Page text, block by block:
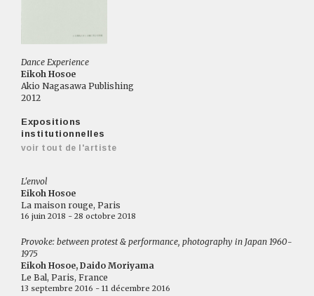
Dance Experience
Eikoh Hosoe
Akio Nagasawa Publishing
2012
Expositions
institutionnelles
voir tout de l'artiste
L'envol
Eikoh Hosoe
La maison rouge, Paris
16 juin 2018 - 28 octobre 2018
Provoke: between protest & performance, photography in Japan 1960-
1975
Eikoh Hosoe, Daido Moriyama
Le Bal, Paris, France
13 septembre 2016 - 11 décembre 2016